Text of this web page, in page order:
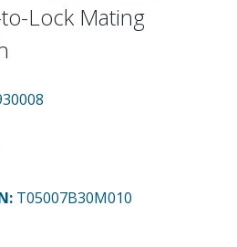
Lock Mating
T05007B30M010